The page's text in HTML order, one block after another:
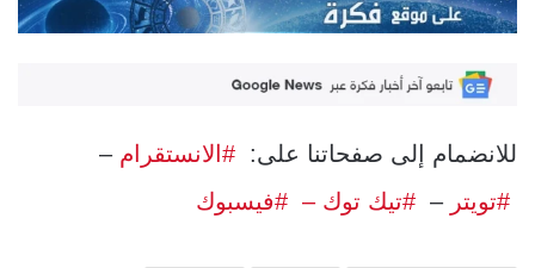
للانضمام إلى صفحاتنا على: #الانستقرام –
#تويتر – #تيك توك – #فيسبوك